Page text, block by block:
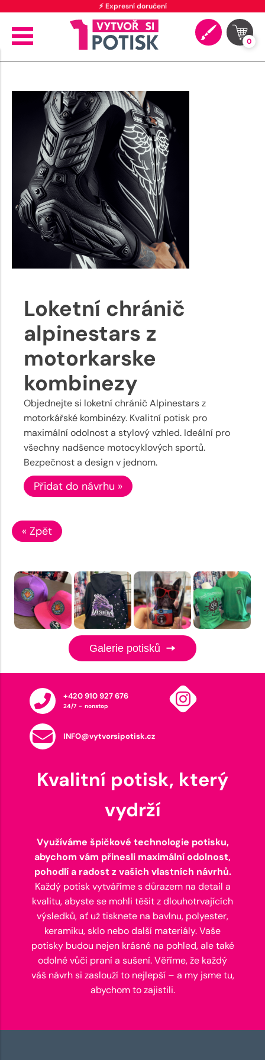
0
Loketní chránič
alpinestars z
motorkarske
kombinezy
Objednejte si loketní chránič Alpinestars z
motorkářské kombinézy. Kvalitní potisk pro
maximální odolnost a stylový vzhled. Ideální pro
všechny nadšence motocyklových sportů.
Bezpečnost a design v jednom.
Přidat do návrhu »
« Zpět
Galerie potisků
+420 910 927 676
24/7 - nonstop
INFO@vytvorsipotisk.cz
Kvalitní potisk, který
vydrží
Využíváme špičkové technologie potisku,
abychom vám přinesli maximální odolnost,
pohodlí a radost z vašich vlastních návrhů.
Každý potisk vytváříme s důrazem na detail a
kvalitu, abyste se mohli těšit z dlouhotrvajících
výsledků, ať už tisknete na bavlnu, polyester,
keramiku, sklo nebo další materiály. Vaše
potisky budou nejen krásné na pohled, ale také
odolné vůči praní a sušení. Věříme, že každý
váš návrh si zaslouží to nejlepší – a my jsme tu,
abychom to zajistili.